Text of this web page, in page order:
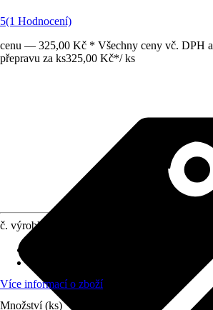
5(1 Hodnocení)
cenu — 325,00 Kč * Všechny ceny vč. DPH a
přepravu za ks325,00 Kč*/ ks
č. výrobku
Více informací o zboží
Množství (ks)